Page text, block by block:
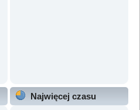
Najwięcej czasu